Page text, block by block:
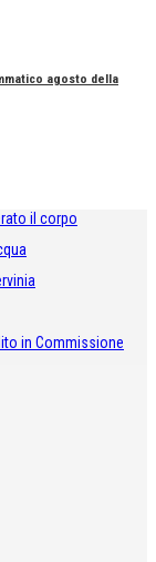
agosto della
il corpo
in Commissione